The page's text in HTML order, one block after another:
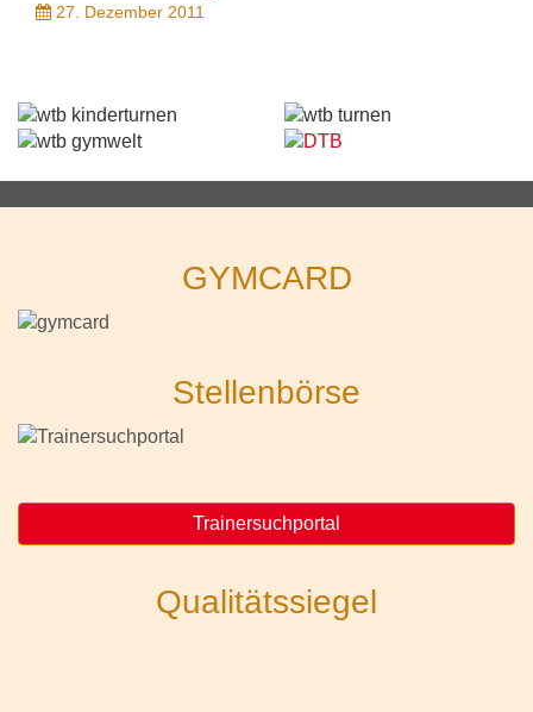
27. Dezember 2011
GYMCARD
Stellenbörse
Trainersuchportal
Qualitätssiegel